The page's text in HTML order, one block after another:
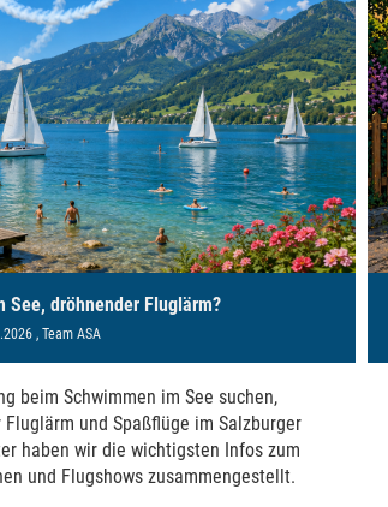
See, dröhnender Fluglärm?
, Team ASA
beim Schwimmen im See suchen,
und Spaßflüge im Salzburger
haben wir die wichtigsten Infos zum
und Flugshows zusammengestellt.